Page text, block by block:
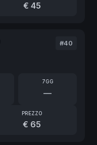
€ 45
#40
7GG
—
PREZZO
€ 65